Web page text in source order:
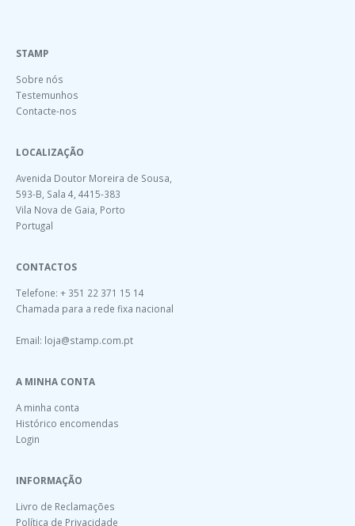
STAMP
Sobre nós
Testemunhos
Contacte-nos
LOCALIZAÇÃO
Avenida Doutor Moreira de Sousa,
593-B, Sala 4, 4415-383
Vila Nova de Gaia, Porto
Portugal
CONTACTOS
Telefone: + 351 22 371 15 14
Chamada para a rede fixa nacional
Email: loja@stamp.com.pt
A MINHA CONTA
A minha conta
Histórico encomendas
Login
INFORMAÇÃO
Livro de Reclamações
Política de Privacidade